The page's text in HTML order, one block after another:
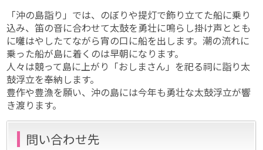
「沖の島詣り」では、のぼりや提灯で飾り立てた船に乗り
込み、笛の音に合わせて太鼓を勇壮に鳴らし掛け声ととも
に囃はやしたてながら宵の口に船を出します。潮の流れに
乗った船が島に着くのは早朝になります。
人々は競って島に上がり「おしまさん」を祀る祠に詣り太
鼓浮立を奉納します。
豊作や豊漁を願い、沖の島には今年も勇壮な太鼓浮立が響
き渡ります。
問い合わせ先